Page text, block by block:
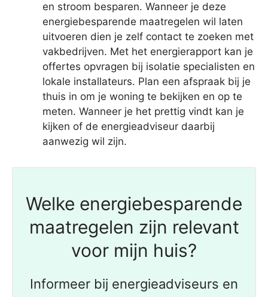
en stroom besparen. Wanneer je deze
energiebesparende maatregelen wil laten
uitvoeren dien je zelf contact te zoeken met
vakbedrijven. Met het energierapport kan je
offertes opvragen bij isolatie specialisten en
lokale installateurs. Plan een afspraak bij je
thuis in om je woning te bekijken en op te
meten. Wanneer je het prettig vindt kan je
kijken of de energieadviseur daarbij
aanwezig wil zijn.
Welke energiebesparende
maatregelen zijn relevant
voor mijn huis?
Informeer bij energieadviseurs en